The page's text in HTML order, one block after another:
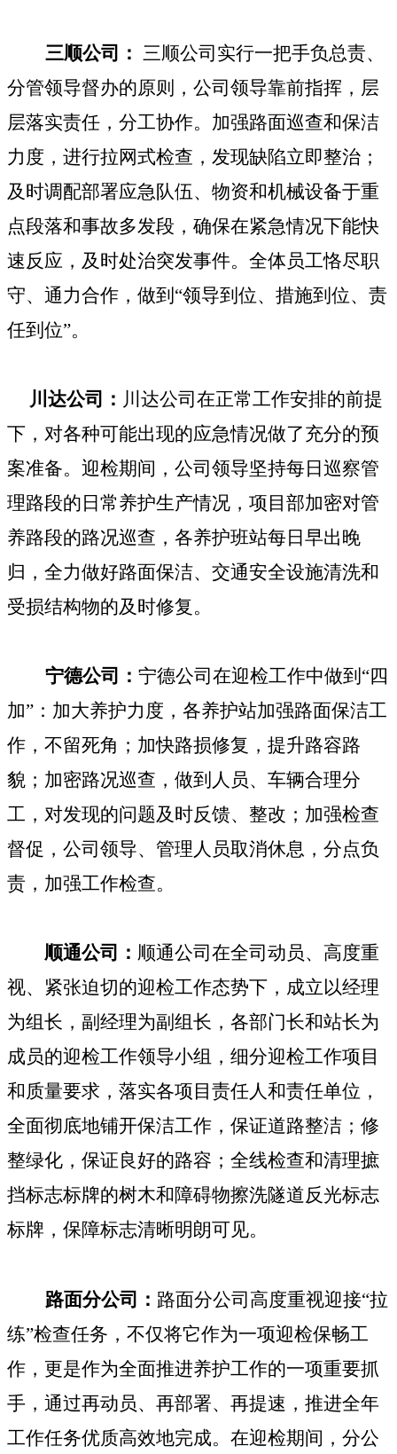
三顺公司： 三顺公司 实行一把手负总责、
分管领导督办的原则， 公司 领导靠前指挥 ，层
层落实责任，分工协作。加强路面巡查和保洁
力度，进行拉网式检查，发现缺陷立即整治；
及时调配部署应急队伍、物资和机械设备于重
点段落和事故多发段，确保在紧急情况下能快
速反应，及时处治突发事件。全体员工恪尽职
守、通力合作，做到“领导到位、措施到位、责
任到位”。
川达公司： 川达公司在正常工作安排的前提
下，对各种可能出现的应急情况做了充分的预
案准备。迎检期间，公司领导坚持每日巡察管
理路段的日常养护生产情况，项目部加密对管
养路段的路况巡查，各养护班站每日早出晚
归，全力做好路面保洁、交通安全设施清洗和
受损结构物的及时修复。
宁德公司： 宁德公司在迎检工作中做到“四
加”：加大养护力度，各养护站加强路面保洁工
作，不留死角；加快路损修复，提升路容路
貌；加密路况巡查，做到人员、车辆合理分
工，对发现的问题及时反馈、整改；加强检查
督促，公司领导、管理人员取消休息，分点负
责，加强工作检查。
顺通公司： 顺通公司在全司动员、高度重
视、紧张迫切的迎检工作态势下，成立以经理
为组长，副经理为副组长，各部门长和站长为
成员的迎检工作领导小组，细分迎检工作项目
和质量要求，落实各项目责任人和责任单位，
全面彻底地铺开保洁工作，保证道路整洁；修
整绿化，保证良好的路容；全线检查和清理摭
挡标志标牌的树木和障碍物擦洗隧道反光标志
标牌，保障标志清晰明朗可见。
路面分公司： 路面分公司高度重视迎接“拉
练”检查任务，不仅将它作为一项迎检保畅工
作，更是作为全面推进养护工作的一项重要抓
手，通过再动员、再部署、再提速，推进全年
工作任务优质高效地完成。在迎检期间，分公